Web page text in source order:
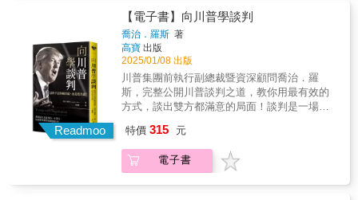
命、強項、設定目標、BATNA。第5章掌握重
點進行談判，有效管理整個談判流程。如「白
臉•黑臉戰術」、「以退為進戰術」、「得寸進
尺戰術」、「最後通牒戰術」……等。第6章掌
握達到最高共識的談判方法。如運用自己的強
項擬定選項、意識談判對象背後的人物、交換
條件的基本原則、要求對方讓步時的說服技
巧……等。 第7章如何透過談判解決已發生的
嚴重衝突。如不要錯過共識（和解）的機會、
控、降低對談判對象的期待……等。
電影教我的談判人生」！6. 結合生活及工作上
的真實談判案例分析！7. 談判理論與實務的結
合與運用！8. 精闢解析談判五大元素，將20個
談判致勝關鍵點，無縫接軌在現實生活中！9.
不只教授談判技巧，更要傳達正確的談判心態
及談判價值觀！10. 不求全拿，但得更多，越談
越有利！ 本書四大目標◆ 懂得談判：了解什麼
力！◆ 知彼知己：了解談判性格，採取更有效
的方法，爭取更多利益！◆ 有效說服：學習同
理與傾聽，具備談判說服力，達成雙贏的終極
取保險理賠，到公共意外怎賠，談判，無所不
在！從諸葛亮赤壁之戰，吳蜀生死結盟談判，
古今多少事，到司馬懿關公之死，吳魏分化結
盟談判，盡付談判中！戰場、商場、職場、家
庭，無論工作或生活，人生無處不談判！專文
推薦劉必榮／東吳大學政治系教授、和風談判
學院創辦人朱幸兒／世邦魏理仕（CBRE）臺灣
董事總經理陳怡君／愛爾達電視創辦人暨董事
長蘇晉川／欣台保經董事長 本書十大特色1. 化
提綱挈領、省時省力，輕鬆幫您的談判能力加
速升級！3. 文筆流暢，說理敘事，案例詳實，
現學現賣，即學即用！4. 協助您：勇於上桌談
Readmoo
【電子書】向川普學談判
喬治．羅斯 著
高寶 出版
2025/01/08 出版
川普集團前執行副總裁暨資深顧問喬治．羅
斯，完整公開川普談判之道，教你用最有效的
方式，談出雙方都滿意的局面！談判是一場沒
不利！這本書是唐納．川普賴以致富的談判之
道。而它最完美的執行者，正是川普集團前執
行副總裁暨資深顧問──喬治．羅斯。羅斯在真
特價 315 元
電子書